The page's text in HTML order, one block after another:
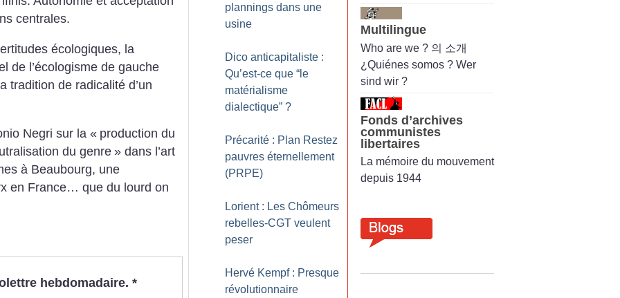
centrales.
écologiques, la
de l’écologisme de gauche
tradition de radicalité d’un
Negri sur la « production du
du genre » dans l’art
à Beaubourg, une
en France… que du lourd on
hebdomadaire. *
plannings dans une
usine
Dico anticapitaliste :
Qu’est-ce que “le
matérialisme
dialectique” ?
Précarité : Plan Restez
pauvres éternellement
(PRPE)
Lorient : Les Chômeurs
rebelles-CGT veulent
peser
Hervé Kempf : Presque
révolutionnaire
Multilingue
Who are we ? 의 소개
¿Quiénes somos ? Wer
sind wir ?
Fonds d’archives
communistes
libertaires
La mémoire du mouvement
depuis 1944